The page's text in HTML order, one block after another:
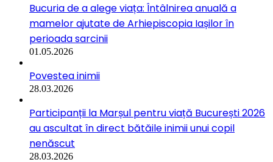
Bucuria de a alege viața: Întâlnirea anuală a
mamelor ajutate de Arhiepiscopia Iașilor în
perioada sarcinii
01.05.2026
Povestea inimii
28.03.2026
Participanții la Marșul pentru viață București 2026
au ascultat în direct bătăile inimii unui copil
nenăscut
28.03.2026